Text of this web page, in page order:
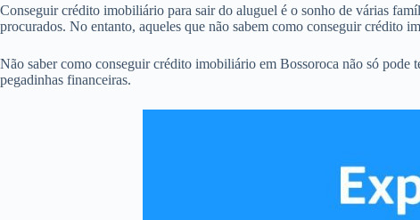
Conseguir crédito imobiliário para sair do aluguel é o sonho de várias
procurados. No entanto, aqueles que não sabem como conseguir crédito
Não saber como conseguir crédito imobiliário em Bossoroca não só pode
pegadinhas financeiras.